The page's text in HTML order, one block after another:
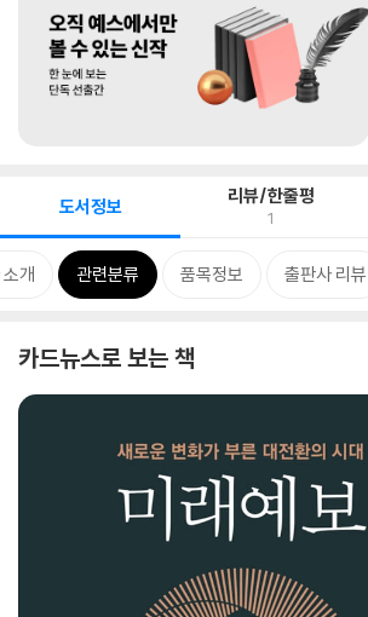
도서정보 리뷰/한줄평
1
개 관련분류 품목정보 출판사 리뷰
카드뉴스로 보는 책